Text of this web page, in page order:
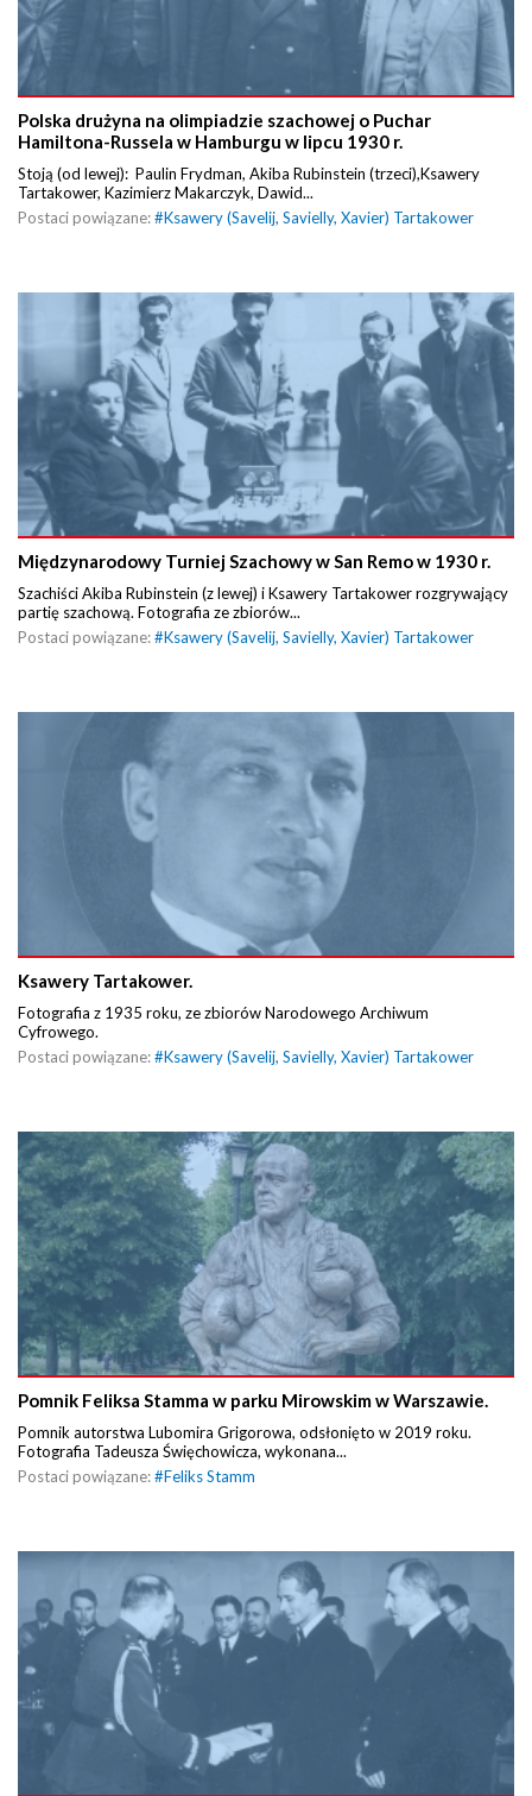
Polska drużyna na olimpiadzie szachowej o Puchar
Hamiltona-Russela w Hamburgu w lipcu 1930 r.
Stoją (od lewej): Paulin Frydman, Akiba Rubinstein (trzeci),Ksawery
Tartakower, Kazimierz Makarczyk, Dawid...
Postaci powiązane:#Ksawery (Savelij, Savielly, Xavier) Tartakower
Międzynarodowy Turniej Szachowy w San Remo w 1930 r.
Szachiści Akiba Rubinstein (z lewej) i Ksawery Tartakower rozgrywający
partię szachową. Fotografia ze zbiorów...
Postaci powiązane:#Ksawery (Savelij, Savielly, Xavier) Tartakower
Ksawery Tartakower.
Fotografia z 1935 roku, ze zbiorów Narodowego Archiwum
Cyfrowego.
Postaci powiązane:#Ksawery (Savelij, Savielly, Xavier) Tartakower
Pomnik Feliksa Stamma w parku Mirowskim w Warszawie.
Pomnik autorstwa Lubomira Grigorowa, odsłonięto w 2019 roku.
Fotografia Tadeusza Święchowicza, wykonana...
Postaci powiązane:#Feliks Stamm